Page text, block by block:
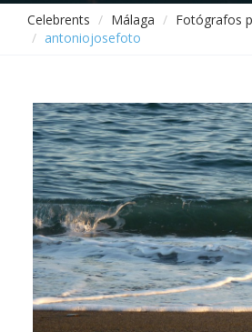
Celebrents Málaga
Fotógrafos
antoniojosefoto